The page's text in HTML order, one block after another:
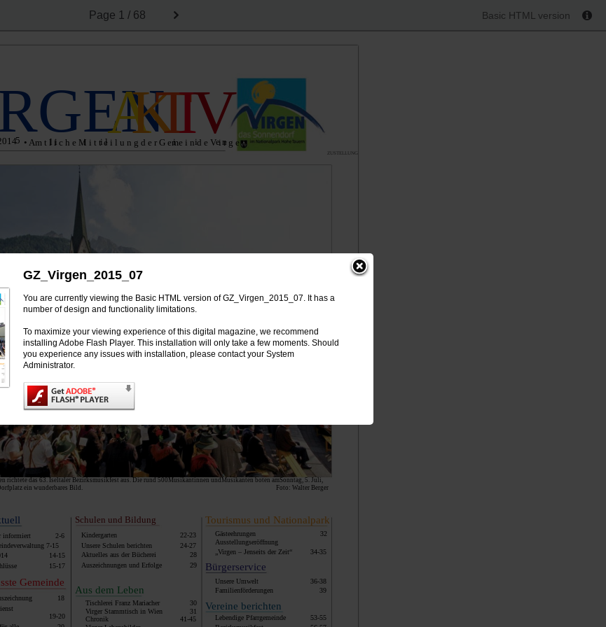
GZ_Virgen_2015_07
You are currently viewing the Basic HTML version of GZ_Virgen_2015_07. It has a
number of design and functionality limitations.
To maximize your viewing experience of this digital magazine, we recommend
installing Adobe Flash Player. This installation will only take a few moments. Should
you experience any issues with installation, please contact your System
Administrator.
Page 1 / 68 Basic HTML version
AK
T
IV
ZUSTELLUNG DURCH POST.AT
• Am t l i c h e M i t t e i l u n g d e r G eme i n d e V i r g e n
richtete das 63. Iseltaler Bezirksmusikfest aus. Die rund 500Musikantinnen undMusikanten boten amSonntag, 5. Juli,
ein wunderbares Bild.
Foto: Walter Berger
5 l i i i l i i e n
informiert
2-6
7-15
14-15
15-17
Gemeinde
18
19-20
Schulen und Bildung
Kindergarten
22-23
Unsere Schulen berichten
24-27
Aktuelles aus der Bücherei
28
Auszeichnungen und Erfolge
29
Aus dem Leben
Tischlerei Franz Mariacher
30
Virger Stammtisch in Wien
31
Chronik
41-45
Tourismus und Nationalpark
Gästeehrungen
32
Ausstellungseröffnung
„Virgen – Jenseits der Zeit“
34-35
Bürgerservice
Unsere Umwelt
36-38
Familienförderungen
39
Vereine berichten
Lebendige Pfarrgemeinde
53-55